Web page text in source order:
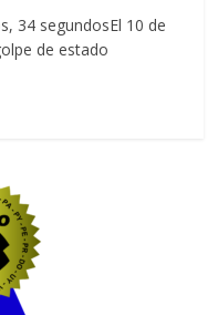
34 segundosEl 10 de
de estado